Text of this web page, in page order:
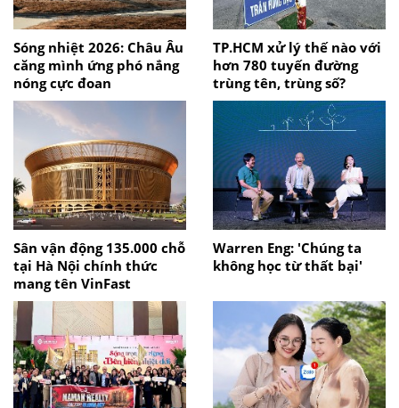
Sóng nhiệt 2026: Châu Âu
căng mình ứng phó nắng
nóng cực đoan
TP.HCM xử lý thế nào với
hơn 780 tuyến đường
trùng tên, trùng số?
Sân vận động 135.000 chỗ
tại Hà Nội chính thức
mang tên VinFast
Warren Eng: 'Chúng ta
không học từ thất bại'